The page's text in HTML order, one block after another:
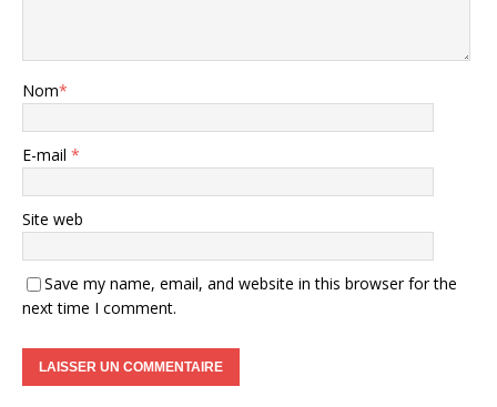
Nom*
E-mail *
Site web
Save my name, email, and website in this browser for the
next time I comment.